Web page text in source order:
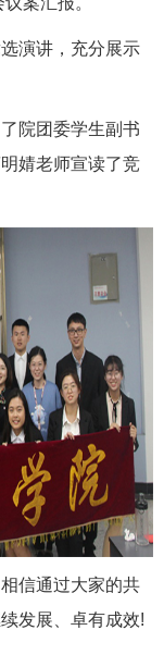
演讲，充分展示
院团委学生副书
婧老师宣读了竞
信通过大家的共
发展、卓有成效!